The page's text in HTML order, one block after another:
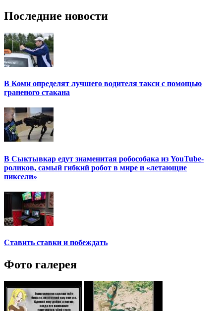
Последние новости
В Коми определят лучшего водителя такси с помощью
граненого стакана
В Сыктывкар едут знаменитая робособака из YouTube-
роликов, самый гибкий робот в мире и «летающие
пиксели»
Ставить ставки и побеждать
Фото галерея